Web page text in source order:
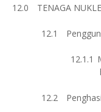
12.0 TENAGA
12.1
12.1.1
12.2